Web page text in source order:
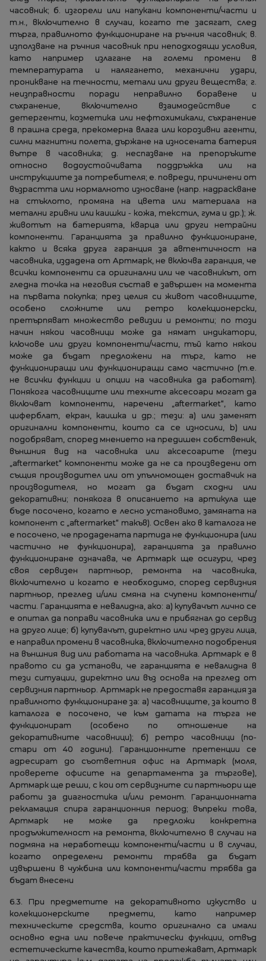
часовник; б. изгорели или напукани компоненти/части и
т.н., включително в случаи, когато те засягат, след
търга, правилното функциониране на ръчния часовник; в.
използване на ръчния часовник при неподходящи условия,
като например излагане на големи промени в
температурата и налягането, механични удари,
проникване на течности, метали или други вещества; г.
неизправности поради неправилно боравене и
съхранение, включително взаимодействие с
детергенти, козметика или нефтохимикали, съхранение
в прашна среда, прекомерна влага или корозивни агенти,
силни магнитни полета, държане на износената батерия
вътре в часовника; д. неспазване на препоръките
относно водоустойчивата поддръжка или на
инструкциите за потребителя; е. повреди, причинени от
възрастта или нормалното износване (напр. надраскване
на стъклото, промяна на цвета или материала на
метални гривни или каишки - кожа, текстил, гума и др.); ж.
животът на батерията, кварца или други нетрайни
компоненти. Гаранцията за правилно функциониране,
както и всяка друга гаранция за автентичност на
часовника, издадена от Артмарк, не включва гаранция, че
всички компоненти са оригинални или че часовникът, от
гледна точка на неговия състав е завършен на момента
на първата покупка; през целия си живот часовниците,
особено сложните или ретро колекционерски,
претърпяват множество ревизии и ремонти; по този
начин някои часовници може да нямат индикатори,
ключове или други компоненти/части, тъй като някои
може да бъдат предложени на търг, като не
функциониращи или функциониращи само частично (т.е.
не всички функции и опции на часовника да работят).
Понякога часовниците или техните аксесоари могат да
включват компоненти, наречени „aftermarket“, като
циферблат, екран, каишка и др.; тези: a) или заменят
оригинални компоненти, които са се износили, b) или
подобряват, според мнението на предишен собственик,
външния вид на часовника или аксесоарите (тези
„aftermarket“ компоненти може да не са произведени от
същия производител или от упълномощен доставчик на
производителя, но могат да бъдат сходни или
декоративни; понякога в описанието на артикула ще
бъде посочено, когато е лесно установимо, замяната на
компонент с „aftermarket“ такъв). Освен ако в каталога не
е посочено, че продадената партида не функционира (или
частично не функционира), гаранцията за правилно
функциониране означава, че Артмарк ще осигури, чрез
своя сервизен партньор, ремонта на часовника,
включително и когато е необходимо, според сервизния
партньор, преглед и/или смяна на счупени компоненти/
части. Гаранцията е невалидна, ако: а) купувачът лично се
е опитал да поправи часовника или е прибягнал до сервиз
на друго лице; б) купувачът, директно или чрез други лица,
е направил промени в часовника, включително подобрения
на външния вид или работата на часовника. Артмарк е в
правото си да установи, че гаранцията е невалидна в
тези ситуации, директно или въз основа на преглед от
сервизния партньор. Артмарк не предоставя гаранция за
правилното функциониране за: a) часовниците, за които в
каталога е посочено, че към датата на търга не
функционират (особено по отношение на
декоративните часовници); б) ретро часовници (по-
стари от 40 години). Гаранционните претенции се
адресират до съответния офис на Артмарк (моля,
проверете офисите на департамента за търгове),
Артмарк ще реши, с кои от сервизните си партньори ще
работи за диагностика и/или ремонт. Гаранционната
рекламация спира гаранционния период; въпреки това,
Aртмарк не може да предложи конкретна
продължителност на ремонта, включително в случаи на
подмяна на неработещи компоненти/части и в случаи,
когато определени ремонти трябва да бъдат
извършени в чужбина или компоненти/части трябва да
бъдат внесени
6.3. При предметите на декоративното изкуство и
колекционерските предмети, като например
техническите средства, които оригинално са имали
основно една или повече практически функции, отвъд
естетическите качества, които притежават, Артмарк